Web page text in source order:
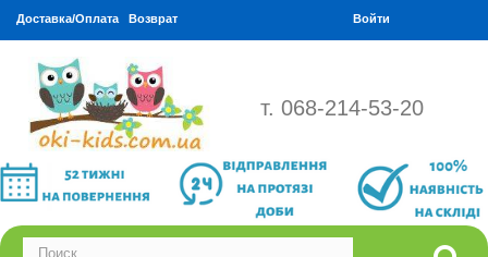
Доставка/Оплата Возврат Войти
т. 068-214-53-20